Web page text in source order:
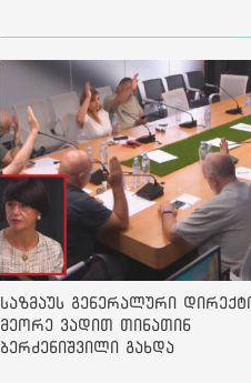
საზმაუს გენერალური
მეორე ვადით თინათინ
ბერძენიშვილი გახდა